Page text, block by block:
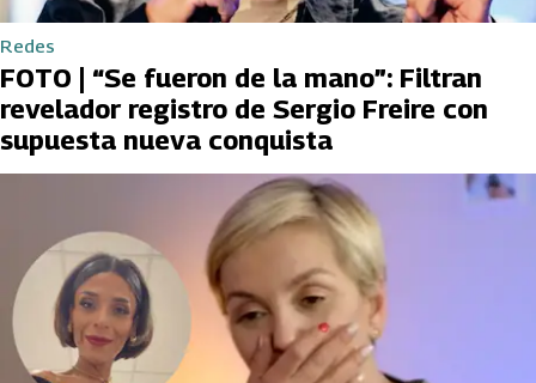
Redes
FOTO | “Se fueron de la mano”: Filtran
revelador registro de Sergio Freire con
supuesta nueva conquista